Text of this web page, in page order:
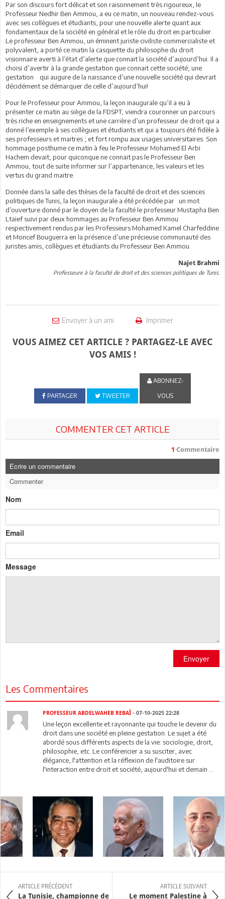
Par son discours fort délicat et son raisonnement très rigoureux, le
Professeur Nedhir Ben Ammou, a eu ce matin, un nouveau rendez-vous
avec ses collègues et étudiants, pour une nouvelle alerte quant aux
fondamentaux de la société en général et le rôle du droit en particulier.
Le professeur Ben Ammou, un éminent juriste civiliste commercialiste et
polyvalent, a porté ce matin la casquette du philosophe du droit
visionnaire averti à l’état d’alerte que connait la société d’aujourd’hui. Il a
choisi d’avertir à la grande gestation que connait cette société; une
gestation qui augure de la naissance d’une nouvelle société qui devrait
décidément se démarquer de celle d’aujourd’hui!
Pour le Professeur pour Ammou, la leçon inaugurale qu’il a eu à
présenter ce matin au siège de la FDSPT, viendra couronner un parcours
très riche en enseignements et une carrière d’un professeur de droit qui a
donné l’exemple à ses collègues et étudiants et qui a toujours été fidèle à
ses professeurs et maitres ; et fort rompu aux usages universitaires. Son
hommage posthume ce matin à feu le Professeur Mohamed El Arbi
Hachem devait, pour quiconque ne connait pas le Professeur Ben
Ammou, tout de suite informer sur l’appartenance, les valeurs et les
vertus du grand maitre.
Donnée dans la salle des thèses de la faculté de droit et des sciences
politiques de Tunis, la leçon inaugurale a été précédée par un mot
d’ouverture donné par le doyen de la faculté le professeur Mustapha Ben
Ltaief suivi par deux hommages au Professeur Ben Ammou
respectivement rendus par les Professeurs Mohamed Kamel Charfeddine
et Moncef Bouguerra en la présence d’une précieuse communauté des
juristes amis, collègues et étudiants du Professeur Ben Ammou.
Najet Brahmi
Professeure à la faculté de droit et des sciences politiques de Tunis.
Envoyer à un ami Imprimer
VOUS AIMEZ CET ARTICLE ? PARTAGEZ-LE AVEC
VOS AMIS !
PARTAGER TWEETER
ABONNEZ-
VOUS
COMMENTER CET ARTICLE
1 Commentaire
Ecrire un commentaire
Commenter
Nom
Email
Message
Envoyer
Les Commentaires
PROFESSEUR ABDELWAHEB REBAÏ- 07-10-2025 22:28
Une leçon excellente et rayonnante qui touche le devenir du
droit dans une société en pleine gestation. Le sujet a été
abordé sous différents aspects de la vie: sociologie, droit,
philosophie, etc. Le conférencier a su susciter, avec
élégance, l'attention et la réflexion de l'auditoire sur
l'interaction entre droit et société, aujourd'hui et demain ...
ARTICLE PRÉCÉDENT
La Tunisie, championne de
ARTICLE SUIVANT
Le moment Palestine à